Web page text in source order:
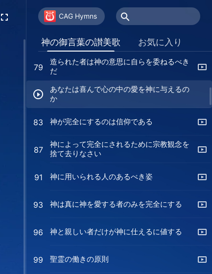
CAG Hymns
神の御言葉の讃美歌 お気に入り
75
人々が成熟すればするほど 赤い大きな竜は
崩壊する
77 神の怒りの光景
79
造られた者は神の意思に自らを委ねるべき
だ
あなたは喜んで心の中の愛を神に与えるの
か
83 神が完全にするのは信仰である
87
神によって完全にされるために宗教観念を
捨て去りなさい
91 神に用いられる人のあるべき姿
93 神は真に神を愛する者のみを完全にする
96 神と親しい者だけが神に仕えるに値する
99 聖霊の働きの原則